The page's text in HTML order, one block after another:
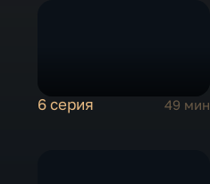
6 серия 49 мин